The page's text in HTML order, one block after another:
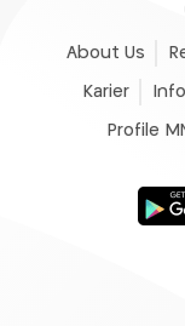
About Us
Karier
Profile